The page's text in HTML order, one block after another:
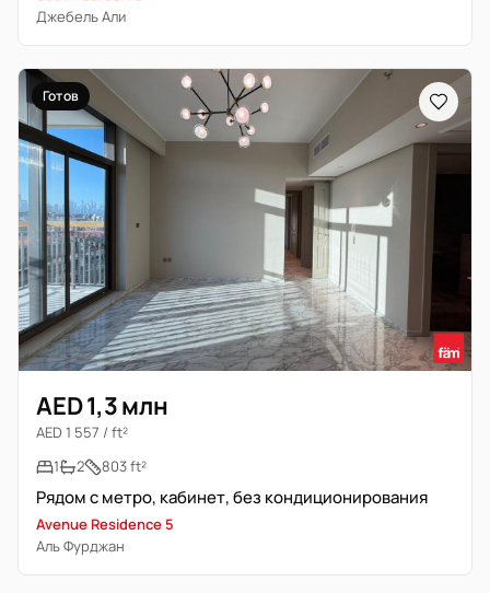
Джебель Али
Готов
AED 1,3 млн
AED 1 557 / ft²
1
2 803 ft²
Рядом с метро, кабинет, без кондиционирования
Avenue Residence 5
Аль Фурджан